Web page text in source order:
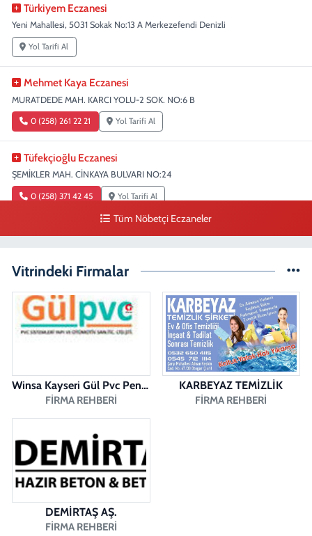
Türkiyem Eczanesi
Yeni Mahallesi, 5031 Sokak No:13 A Merkezefendi Denizli
Yol Tarifi Al
Mehmet Kaya Eczanesi
MURATDEDE MAH. KARCI YOLU-2 SOK. NO:6 B
0 (258) 261 22 21 Yol Tarifi Al
Tüfekçioğlu Eczanesi
ŞEMİKLER MAH. CİNKAYA BULVARI NO:24
0 (258) 371 42 45 Yol Tarifi Al
Ada Eczanesi
BAHÇELİEVLER MAH. BAHÇELİEVLER CAD. 3023 SOK. NO:71 B
Pamukkale Aktürk Eczanesi
Fatıh Eczanesi
Karaman Mahallesi, 1482 Sokak No:51 A Merkezefendi Denizli
0 (258) 241 70 08
Tüm Nöbetçi Eczaneler
Vitrindeki Firmalar
Winsa Kayseri Gül Pvc Pencere Kayseri Winsa
FIRMA REHBERI
KARBEYAZ TEMİZLİK
FIRMA REHBERI
DEMİRTAŞ AŞ.
FIRMA REHBERI